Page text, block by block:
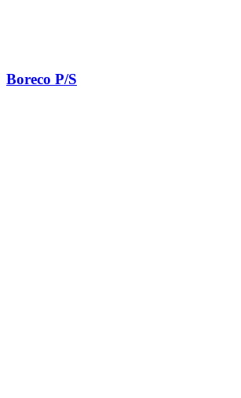
Boreco P/S